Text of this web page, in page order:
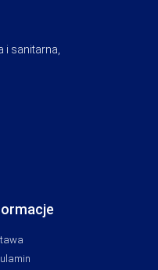
i sanitarna,